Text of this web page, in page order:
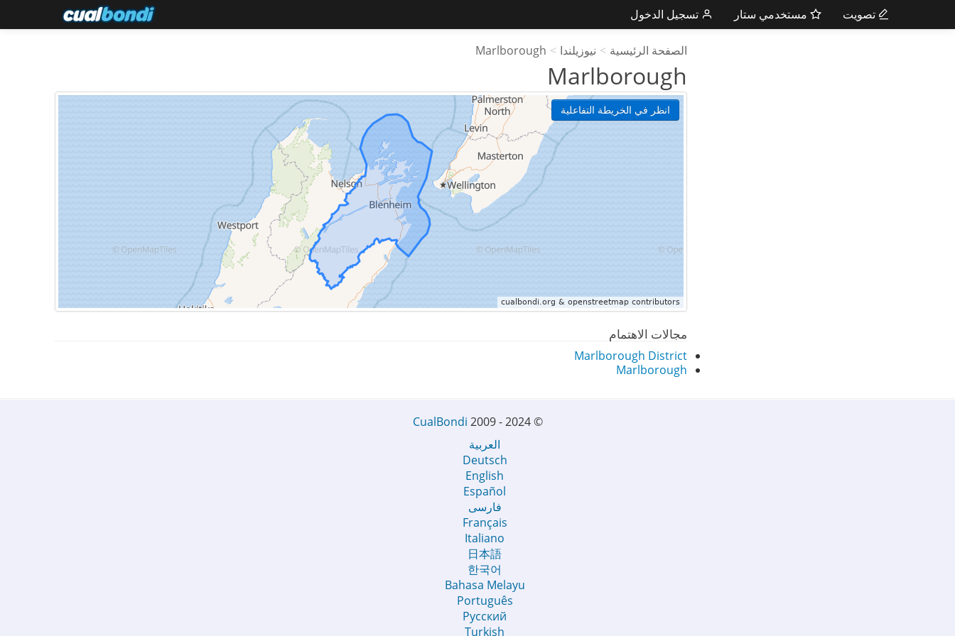
تسجيل الدخول مستخدمي ستار تصويت
الصفحة الرئيسية > نيوزيلندا >
Marlborough
Marlborough
انظر في الخريطة التفاعلية
مجالات الاهتمام
Marlborough District
Marlborough
©
CualBondi 2009 - 2024
العربية
Deutsch
English
Español
فارسی
Français
Italiano
日本語
한국어
Bahasa Melayu
Português
Русский
Turkish